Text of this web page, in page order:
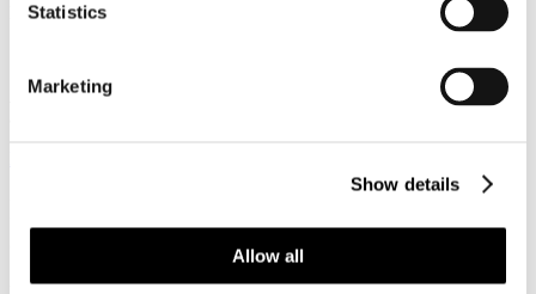
Statistics
Marketing
Show details
Allow all
Dettagli
bbiamo letto le dichiarazioni del Ministro Boccia sui nuovi ristori in